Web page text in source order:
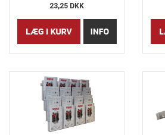
23,25 DKK